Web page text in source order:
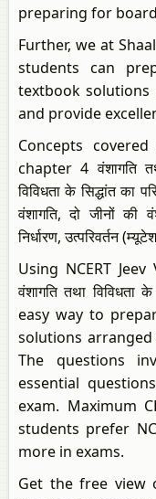
preparing for
Further, we at
students can
textbook
and provide
Concepts
chapter 4 वंशागति
विविधता के सिद्धांत का
वंशागति, दो जीनों की
निर्धारण, उत्परिवर्तन
Using NCERT
वंशागति तथा
easy way to
solutions arranged
The questions
essential
exam. Maximum
students prefer
more in exams.
Get the free view